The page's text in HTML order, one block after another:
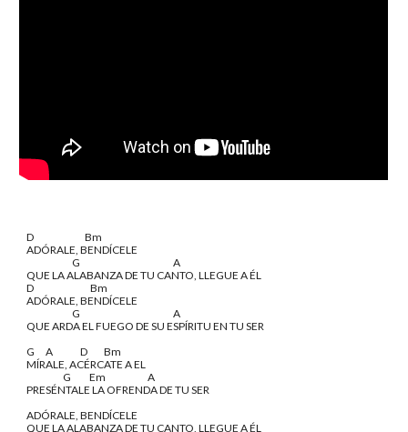
D                            Bm
ADÓRALE, BENDÍCELE
                         G                                                   A
QUE LA ALABANZA DE TU CANTO, LLEGUE A ÉL
D                               Bm
ADÓRALE, BENDÍCELE
                         G                                                   A
QUE ARDA EL FUEGO DE SU ESPÍRITU EN TU SER
G      A               D         Bm
MÍRALE, ACÉRCATE A EL
                    G          Em                       A
PRESÉNTALE LA OFRENDA DE TU SER
ADÓRALE, BENDÍCELE
QUE LA ALABANZA DE TU CANTO, LLEGUE A ÉL